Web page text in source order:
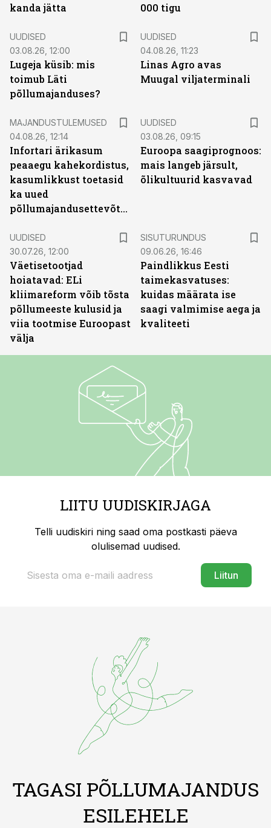
kanda jätta
000 tigu
UUDISED
03.08.26, 12:00
Lugeja küsib: mis
toimub Läti
põllumajanduses?
UUDISED
04.08.26, 11:23
Linas Agro avas
Muugal viljaterminali
MAJANDUSTULEMUSED
04.08.26, 12:14
Infortari ärikasum
peaaegu kahekordistus,
kasumlikkust toetasid
ka uued
põllumajandusettevõtted
UUDISED
03.08.26, 09:15
Euroopa saagiprognoos:
mais langeb järsult,
õlikultuurid kasvavad
UUDISED
30.07.26, 12:00
Väetisetootjad
hoiatavad: ELi
kliimareform võib tõsta
põllumeeste kulusid ja
viia tootmise Euroopast
välja
SISUTURUNDUS
09.06.26, 16:46
Paindlikkus Eesti
taimekasvatuses:
kuidas määrata ise
saagi valmimise aega ja
kvaliteeti
LIITU UUDISKIRJAGA
Telli uudiskiri ning saad oma postkasti päeva
olulisemad uudised.
Liitun
TAGASI PÕLLUMAJANDUS
ESILEHELE